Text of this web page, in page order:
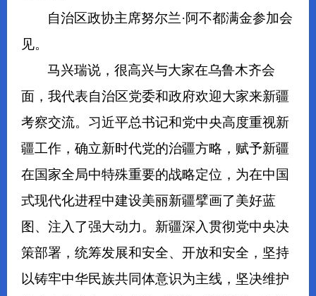
自治区政协主席努尔兰·阿不都满金参加会
见。
马兴瑞说，很高兴与大家在乌鲁木齐会
面，我代表自治区党委和政府欢迎大家来新疆
考察交流。习近平总书记和党中央高度重视新
疆工作，确立新时代党的治疆方略，赋予新疆
在国家全局中特殊重要的战略定位，为在中国
式现代化进程中建设美丽新疆擘画了美好蓝
图、注入了强大动力。新疆深入贯彻党中央决
策部署，统筹发展和安全、开放和安全，坚持
以铸牢中华民族共同体意识为主线，坚决维护